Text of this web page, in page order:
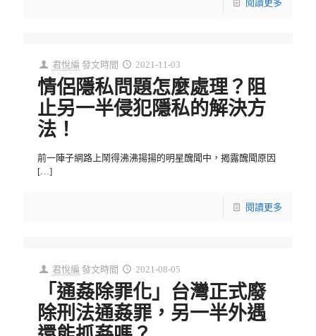
閱讀更多
君悅編 發文時間 2021-11-03
情侶隱私問題怎麼處理？阻
止另一半侵犯隱私的解決方
法！
前一陣子網路上鬧得沸沸揚揚的明星醜聞中，揭露醜聞原因
[…]
閱讀更多
君悅編 發文時間 2021-08-05
「通姦除罪化」台灣正式廢
除刑法通姦罪，另一半外遇